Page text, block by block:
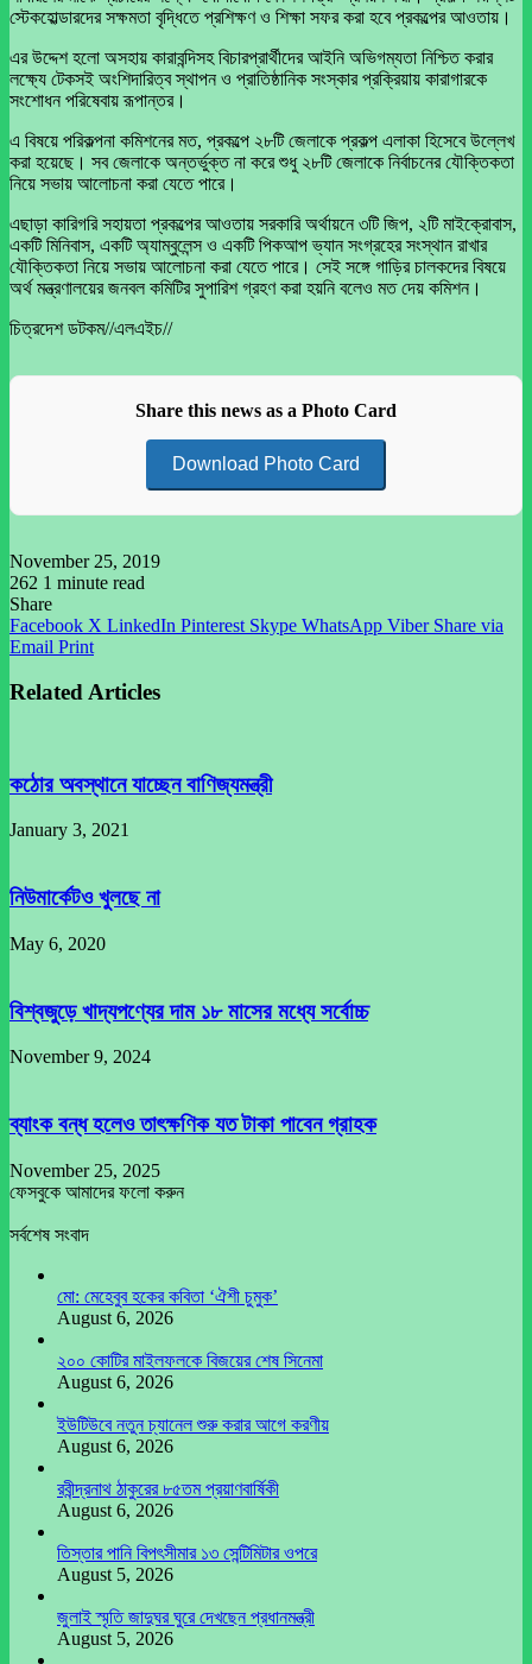
স্টেকহোল্ডারদের সক্ষমতা বৃদ্ধিতে প্রশিক্ষণ ও শিক্ষা সফর করা হবে প্রকল্পের আওতায়।
এর উদ্দেশ হলো অসহায় কারাবন্দিসহ বিচারপ্রার্থীদের আইনি অভিগম্যতা নিশ্চিত করার
লক্ষ্যে টেকসই অংশিদারিত্ব স্থাপন ও প্রাতিষ্ঠানিক সংস্কার প্রক্রিয়ায় কারাগারকে
সংশোধন পরিষেবায় রূপান্তর।
এ বিষয়ে পরিকল্পনা কমিশনের মত, প্রকল্পে ২৮টি জেলাকে প্রকল্প এলাকা হিসেবে উল্লেখ
করা হয়েছে। সব জেলাকে অন্তর্ভুক্ত না করে শুধু ২৮টি জেলাকে নির্বাচনের যৌক্তিকতা
নিয়ে সভায় আলোচনা করা যেতে পারে।
এছাড়া কারিগরি সহায়তা প্রকল্পের আওতায় সরকারি অর্থায়নে ৩টি জিপ, ২টি মাইক্রোবাস,
একটি মিনিবাস, একটি অ্যাম্বুলেন্স ও একটি পিকআপ ভ্যান সংগ্রহের সংস্থান রাখার
যৌক্তিকতা নিয়ে সভায় আলোচনা করা যেতে পারে। সেই সঙ্গে গাড়ির চালকদের বিষয়ে
অর্থ মন্ত্রণালয়ের জনবল কমিটির সুপারিশ গ্রহণ করা হয়নি বলেও মত দেয় কমিশন।
চিত্রদেশ ডটকম//এলএইচ//
Share this news as a Photo Card
Download Photo Card
November 25, 2019
262 1 minute read
Share
Facebook X LinkedIn Pinterest Skype WhatsApp Viber Share via
Email Print
Related Articles
কঠোর অবস্থানে যাচ্ছেন বাণিজ্যমন্ত্রী
January 3, 2021
নিউমার্কেটও খুলছে না
May 6, 2020
বিশ্বজুড়ে খাদ্যপণ্যের দাম ১৮ মাসের মধ্যে সর্বোচ্চ
November 9, 2024
ব্যাংক বন্ধ হলেও তাৎক্ষণিক যত টাকা পাবেন গ্রাহক
November 25, 2025
ফেসবুকে আমাদের ফলো করুন
সর্বশেষ সংবাদ
মো: মেহেবুব হকের কবিতা ‘ঐশী চুমুক’
August 6, 2026
২০০ কোটির মাইলফলকে বিজয়ের শেষ সিনেমা
August 6, 2026
ইউটিউবে নতুন চ্যানেল শুরু করার আগে করণীয়
August 6, 2026
রবীন্দ্রনাথ ঠাকুরের ৮৫তম প্রয়াণবার্ষিকী
August 6, 2026
তিস্তার পানি বিপৎসীমার ১৩ সেন্টিমিটার ওপরে
August 5, 2026
জুলাই স্মৃতি জাদুঘর ঘুরে দেখছেন প্রধানমন্ত্রী
August 5, 2026